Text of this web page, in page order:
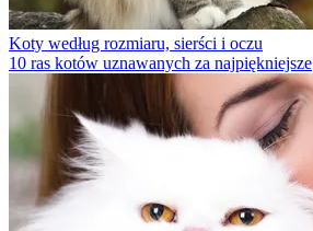
Koty według rozmiaru, sierści i oczu
10 ras kotów uznawanych za najpiękniejsze